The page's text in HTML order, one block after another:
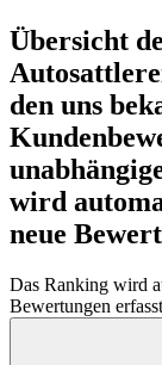
Übersicht
den uns
wird
neue
Das Ranking wird
Bewertungen